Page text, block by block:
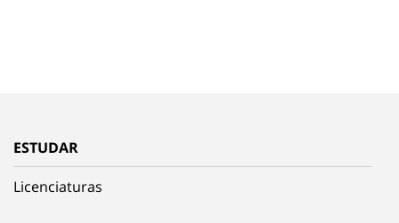
ESTUDAR
Licenciaturas